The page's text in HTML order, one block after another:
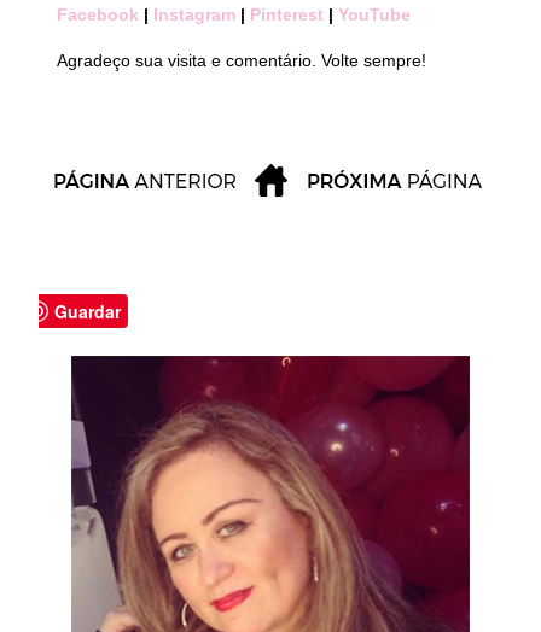
Facebook | Instagram | Pinterest | YouTube
Agradeço sua visita e comentário. Volte sempre!
Guardar